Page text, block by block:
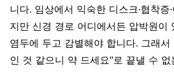
니다. 임상에서 익숙한 디스크·협착증
지만 신경 경로 어디에서든 압박원이
염두에 두고 감별해야 합니다. 그래
인 것 같으니 약 드세요"로 끝낼 수 없